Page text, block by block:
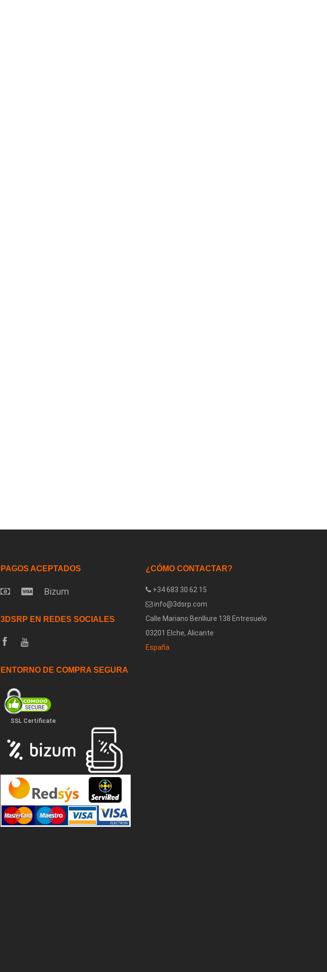
PAGOS ACEPTADOS
Bizum
3DSRP EN REDES SOCIALES
ENTORNO DE COMPRA SEGURA
SSL Certificate
¿CÓMO CONTACTAR?
+34 683 30 62 15
info@3dsrp.com
Calle Mariano Benlliure 138 Entresuelo
03201 Elche, Alicante
España